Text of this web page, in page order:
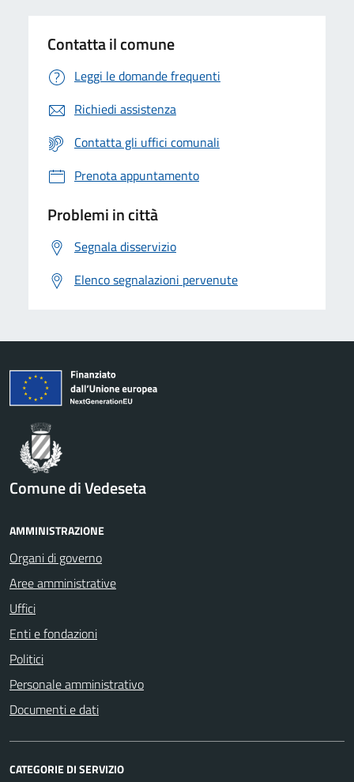
Contatta il comune
Leggi le domande frequenti
Richiedi assistenza
Contatta gli uffici comunali
Prenota appuntamento
Problemi in città
Segnala disservizio
Elenco segnalazioni pervenute
Comune di Vedeseta
AMMINISTRAZIONE
Organi di governo
Aree amministrative
Uffici
Enti e fondazioni
Politici
Personale amministrativo
Documenti e dati
CATEGORIE DI SERVIZIO